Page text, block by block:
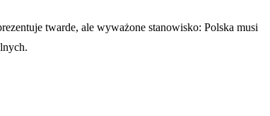
twarde, ale wyważone stanowisko: Polska musi